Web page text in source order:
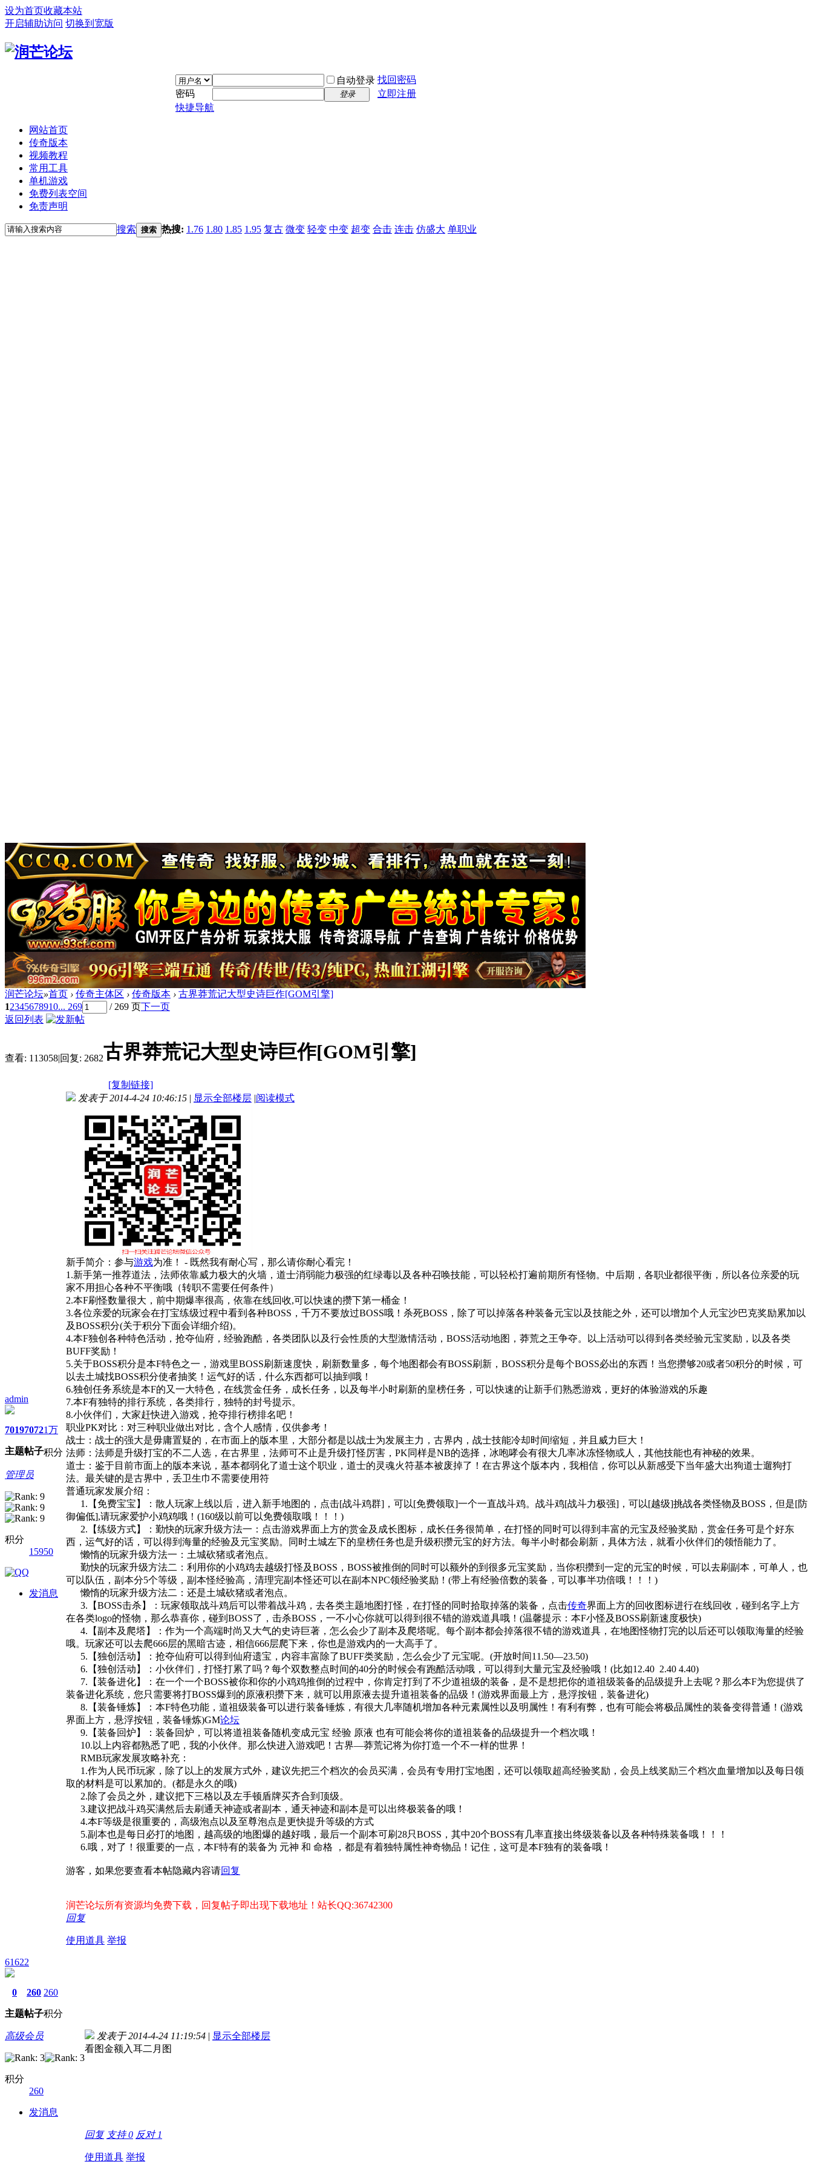
设为首页收藏本站
开启辅助访问 切换到宽版
自动登录 找回密码
密码
登录
立即注册
快捷导航
网站首页
传奇版本
视频教程
常用工具
单机游戏
免费列表空间
免责声明
搜索 搜索 热搜: 1.76 1.80 1.85 1.95 复古 微变 轻变 中变 超变 合击 连击 仿盛大 单职业
润芒论坛»首页 › 传奇主体区 › 传奇版本 › 古界莽荒记大型史诗巨作[GOM引擎]
12345678910... 269 / 269 页下一页
返回列表
查看: 113058|回复: 2682古界莽荒记大型史诗巨作[GOM引擎]
[复制链接]
admin
7019
主题
7072
帖子
1万
积分
管理员
积分
15950
发消息
发表于 2014-4-24 10:46:15 | 显示全部楼层 |阅读模式
新手简介：参与游戏为准！ - 既然我有耐心写，那么请你耐心看完！
1.新手第一推荐道法，法师依靠威力极大的火墙，道士消弱能力极强的红绿毒以及各种召唤技能，可以轻松打遍前期所有怪物。中后期，各职业都很平衡，所以各位亲爱的玩
家不用担心各种不平衡哦（转职不需要任何条件）
2.本F刷怪数量很大，前中期爆率很高，依靠在线回收,可以快速的攒下第一桶金！
3.各位亲爱的玩家会在打宝练级过程中看到各种BOSS，千万不要放过BOSS哦！杀死BOSS，除了可以掉落各种装备元宝以及技能之外，还可以增加个人元宝沙巴克奖励累加以
及BOSS积分(关于积分下面会详细介绍)。
4.本F独创各种特色活动，抢夺仙府，经验跑酷，各类团队以及行会性质的大型激情活动，BOSS活动地图，莽荒之王争夺。以上活动可以得到各类经验元宝奖励，以及各类
BUFF奖励！
5.关于BOSS积分是本F特色之一，游戏里BOSS刷新速度快，刷新数量多，每个地图都会有BOSS刷新，BOSS积分是每个BOSS必出的东西！当您攒够20或者50积分的时候，可
以去土城找BOSS积分使者抽奖！运气好的话，什么东西都可以抽到哦！
6.独创任务系统是本F的又一大特色，在线赏金任务，成长任务，以及每半小时刷新的皇榜任务，可以快速的让新手们熟悉游戏，更好的体验游戏的乐趣
7.本F有独特的排行系统，各类排行，独特的封号提示。
8.小伙伴们，大家赶快进入游戏，抢夺排行榜排名吧！
职业PK对比：对三种职业做出对比，含个人感情，仅供参考！
战士：战士的强大是毋庸置疑的，在市面上的版本里，大部分都是以战士为发展主力，古界内，战士技能冷却时间缩短，并且威力巨大！
法师：法师是升级打宝的不二人选，在古界里，法师可不止是升级打怪厉害，PK同样是NB的选择，冰咆哮会有很大几率冰冻怪物或人，其他技能也有神秘的效果。
道士：鉴于目前市面上的版本来说，基本都弱化了道士这个职业，道士的灵魂火符基本被废掉了！在古界这个版本内，我相信，你可以从新感受下当年盛大出狗道士遛狗打
法。最关键的是古界中，丢卫生巾不需要使用符
普通玩家发展介绍：
1.【免费宝宝】：散人玩家上线以后，进入新手地图的，点击[战斗鸡群]，可以[免费领取]一个一直战斗鸡。战斗鸡[战斗力极强]，可以[越级]挑战各类怪物及BOSS，但是[防
御偏低],请玩家爱护小鸡鸡哦！(160级以前可以免费领取哦！！！)
2.【练级方式】：勤快的玩家升级方法一：点击游戏界面上方的赏金及成长图标，成长任务很简单，在打怪的同时可以得到丰富的元宝及经验奖励，赏金任务可是个好东
西，运气好的话，可以得到海量的经验及元宝奖励。同时土城左下的皇榜任务也是升级积攒元宝的好方法。每半小时都会刷新，具体方法，就看小伙伴们的领悟能力了。
懒惰的玩家升级方法一：土城砍猪或者泡点。
勤快的玩家升级方法二：利用你的小鸡鸡去越级打怪及BOSS，BOSS被推倒的同时可以额外的到很多元宝奖励，当你积攒到一定的元宝的时候，可以去刷副本，可单人，也
可以队伍，副本分5个等级，副本怪经验高，清理完副本怪还可以在副本NPC领经验奖励！(带上有经验倍数的装备，可以事半功倍哦！！！)
懒惰的玩家升级方法二：还是土城砍猪或者泡点。
3.【BOSS击杀】：玩家领取战斗鸡后可以带着战斗鸡，去各类主题地图打怪，在打怪的同时拾取掉落的装备，点击传奇界面上方的回收图标进行在线回收，碰到名字上方
在各类logo的怪物，那么恭喜你，碰到BOSS了，击杀BOSS，一不小心你就可以得到很不错的游戏道具哦！(温馨提示：本F小怪及BOSS刷新速度极快)
4.【副本及爬塔】：作为一个高端时尚又大气的史诗巨著，怎么会少了副本及爬塔呢。每个副本都会掉落很不错的游戏道具，在地图怪物打完的以后还可以领取海量的经验
哦。玩家还可以去爬666层的黑暗古迹，相信666层爬下来，你也是游戏内的一大高手了。
5.【独创活动】：抢夺仙府可以得到仙府遗宝，内容丰富除了BUFF类奖励，怎么会少了元宝呢。(开放时间11.50—23.50)
6.【独创活动】：小伙伴们，打怪打累了吗？每个双数整点时间的40分的时候会有跑酷活动哦，可以得到大量元宝及经验哦！(比如12.40 2.40 4.40)
7.【装备进化】：在一个一个BOSS被你和你的小鸡鸡推倒的过程中，你肯定打到了不少道祖级的装备，是不是想把你的道祖级装备的品级提升上去呢？那么本F为您提供了
装备进化系统，您只需要将打BOSS爆到的原液积攒下来，就可以用原液去提升道祖装备的品级！(游戏界面最上方，悬浮按钮，装备进化)
8.【装备锤炼】：本F特色功能，道祖级装备可以进行装备锤炼，有很大几率随机增加各种元素属性以及明属性！有利有弊，也有可能会将极品属性的装备变得普通！(游戏
界面上方，悬浮按钮，装备锤炼)GM论坛
9.【装备回炉】：装备回炉，可以将道祖装备随机变成元宝 经验 原液 也有可能会将你的道祖装备的品级提升一个档次哦！
10.以上内容都熟悉了吧，我的小伙伴。那么快进入游戏吧！古界—莽荒记将为你打造一个不一样的世界！
RMB玩家发展攻略补充：
1.作为人民币玩家，除了以上的发展方式外，建议先把三个档次的会员买满，会员有专用打宝地图，还可以领取超高经验奖励，会员上线奖励三个档次血量增加以及每日领
取的材料是可以累加的。(都是永久的哦)
2.除了会员之外，建议把下三格以及左手顿盾牌买齐合到顶级。
3.建议把战斗鸡买满然后去刷通天神迹或者副本，通天神迹和副本是可以出终极装备的哦！
4.本F等级是很重要的，高级泡点以及至尊泡点是更快提升等级的方式
5.副本也是每日必打的地图，越高级的地图爆的越好哦，最后一个副本可刷28只BOSS，其中20个BOSS有几率直接出终级装备以及各种特殊装备哦！！！
6.哦，对了！很重要的一点，本F特有的装备为 元神 和 命格 ，都是有着独特属性神奇物品！记住，这可是本F独有的装备哦！
游客，如果您要查看本帖隐藏内容请回复
润芒论坛所有资源均免费下载，回复帖子即出现下载地址！站长QQ:36742300
回复
使用道具 举报
61622
0
主题
260
帖子
260
积分
高级会员
积分
260
发消息
发表于 2014-4-24 11:19:54 | 显示全部楼层
看图金额入耳二月图
回复 支持0 反对 1
使用道具 举报